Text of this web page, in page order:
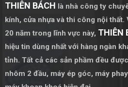
THIÊN BÁCH là nhà công ty
kính, cửa nhựa và thi công nội thất.
20 năm trong lĩnh vực này, THIÊN
hiệu tin dùng nhất với hàng ngàn
tỉnh. Tất cả các sản phầm đều
nhôm 2 đầu, máy ép góc, máy